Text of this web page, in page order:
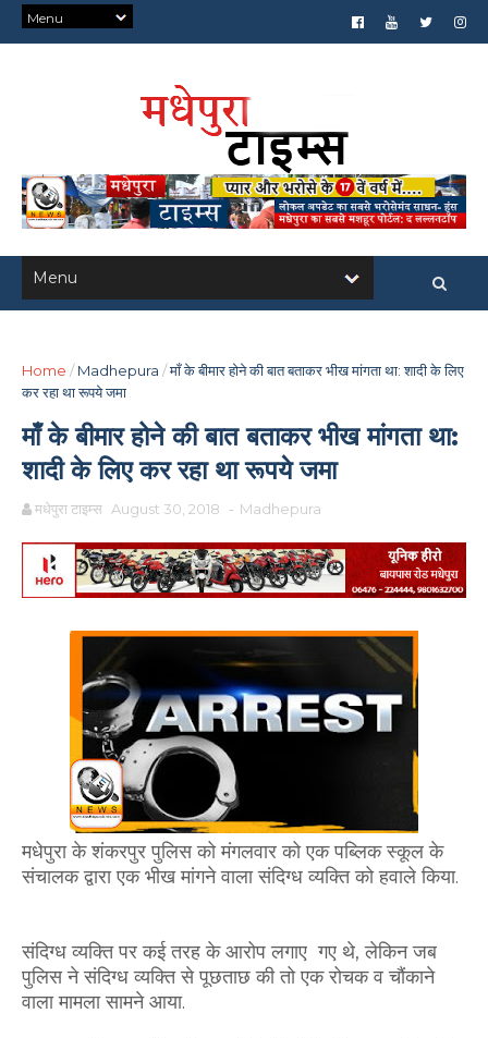
Home / Madhepura /माँ के बीमार होने की बात बताकर भीख मांगता था: शादी के लिए
कर रहा था रूपये जमा
माँ के बीमार होने की बात बताकर भीख मांगता था:
शादी के लिए कर रहा था रूपये जमा
मधेपुरा टाइम्स August 30, 2018 - Madhepura
मधेपुरा के शंकरपुर पुलिस को मंगलवार को एक पब्लिक स्कूल के
संचालक द्वारा एक भीख मांगने वाला संदिग्ध व्यक्ति को हवाले किया.
संदिग्ध व्यक्ति पर कई तरह के आरोप लगाए गए थे, लेकिन जब
पुलिस ने संदिग्ध व्यक्ति से पूछताछ की तो एक रोचक व चौंकाने
वाला मामला सामने आया.